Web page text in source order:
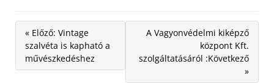
« Előző: Vintage
szalvéta is kapható a
művészkedéshez
A Vagyonvédelmi kiképző
központ Kft.
szolgáltatásáról :Következő
»